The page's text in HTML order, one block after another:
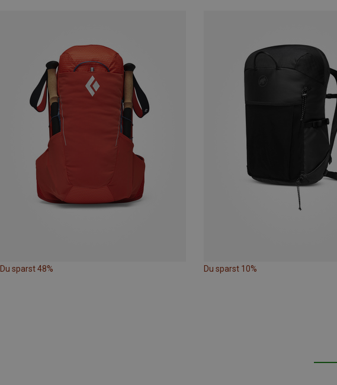
Du sparst 48% Du sparst 10%